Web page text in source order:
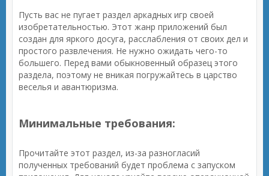
Пусть вас не пугает раздел аркадных игр своей
изобретательностью. Этот жанр приложений был
создан для яркого досуга, расслабления от своих дел и
простого развлечения. Не нужно ожидать чего-то
большего. Перед вами обыкновенный образец этого
раздела, поэтому не вникая погружайтесь в царство
веселья и авантюризма.
Минимальные требования:
Прочитайте этот раздел, из-за разногласий
полученных требований будет проблема с запуском